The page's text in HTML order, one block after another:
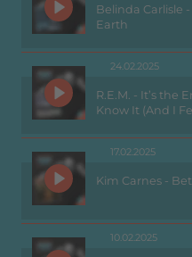
Belinda Carlisle
Earth
24.02.2025
R.E.M. - It’s the
Know It (And I
17.02.2025
Kim Carnes -
10.02.2025